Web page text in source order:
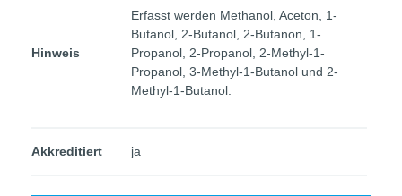
Hinweis
Erfasst werden Methanol, Aceton, 1-
Butanol, 2-Butanol, 2-Butanon, 1-
Propanol, 2-Propanol, 2-Methyl-1-
Propanol, 3-Methyl-1-Butanol und 2-
Methyl-1-Butanol.
Akkreditiert ja